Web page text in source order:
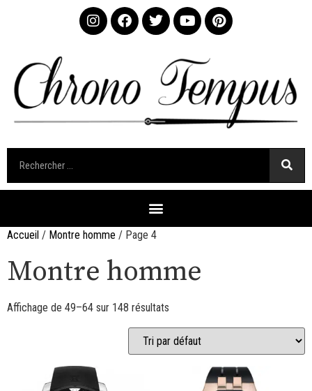
Accueil / Montre homme / Page 4
Montre homme
Affichage de 49–64 sur 148 résultats